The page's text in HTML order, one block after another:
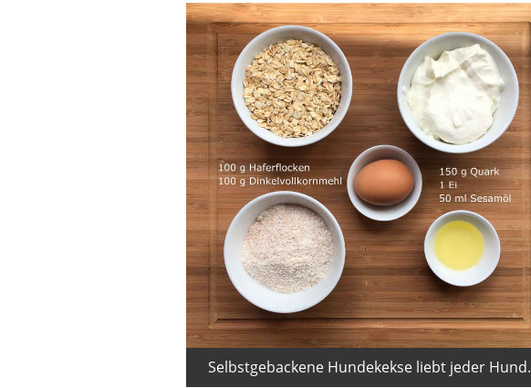
Selbstgebackene Hundekekse liebt jeder Hund.